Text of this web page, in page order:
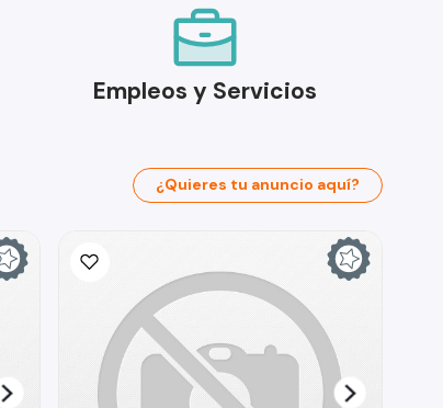
Empleos y Servicios
¿Quieres tu anuncio aquí?